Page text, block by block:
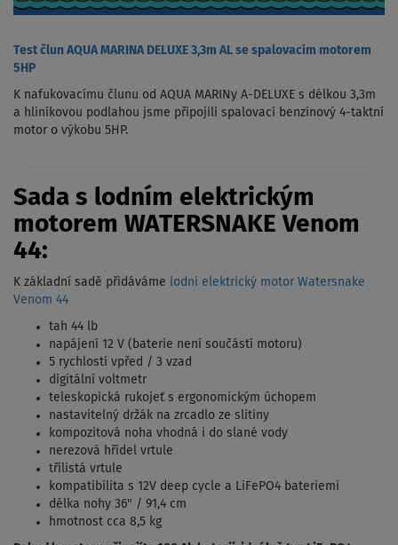
Test člun AQUA MARINA DELUXE 3,3m AL se spalovacím motorem
5HP
K nafukovacímu člunu od AQUA MARINy A-DELUXE s délkou 3,3m
a hliníkovou podlahou jsme připojili spalovací benzínový 4-taktní
motor o výkobu 5HP.
Sada s lodním elektrickým
motorem WATERSNAKE Venom
44:
K základní sadě přidáváme lodní elektrický motor Watersnake
Venom 44
tah 44 lb
napájení 12 V (baterie není součástí motoru)
5 rychlostí vpřed / 3 vzad
digitální voltmetr
teleskopická rukojeť s ergonomickým úchopem
nastavitelný držák na zrcadlo ze slitiny
kompozitová noha vhodná i do slané vody
nerezová hřídel vrtule
třílistá vrtule
kompatibilita s 12V deep cycle a LiFePO4 bateriemi
délka nohy 36" / 91,4 cm
hmotnost cca 8,5 kg